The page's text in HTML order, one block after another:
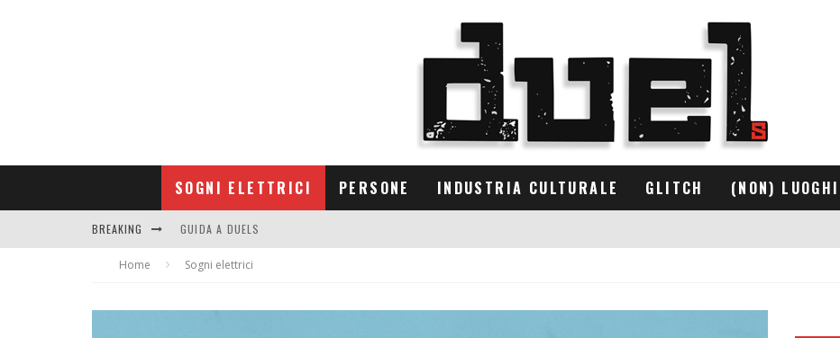
SOGNI ELETTRICI PERSONE INDUSTRIA CULTURALE GLITCH (NON) LUOGHI
BREAKING GUIDA A DUELS
CONTRIBUTORS
Home Sogni elettrici